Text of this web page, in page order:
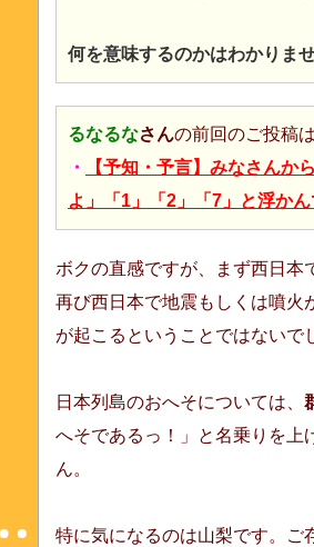
何を意味するのかはわかりま
るなるなさんの前回のご投稿
・
【予知・予言】みなさんか
よ」「1」「2」「7」と浮かん
ボクの直感ですが、まず西日本
再び西日本で地震もしくは噴火
が起こるということではないで
日本列島のおへそについては、
へそであるっ！」と名乗りを上
ん。
特に気になるのは山梨です。ご